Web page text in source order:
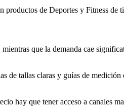
productos de Deportes y Fitness de
que la demanda cae
de tallas claras y guías de medición
hay que tener acceso a canales